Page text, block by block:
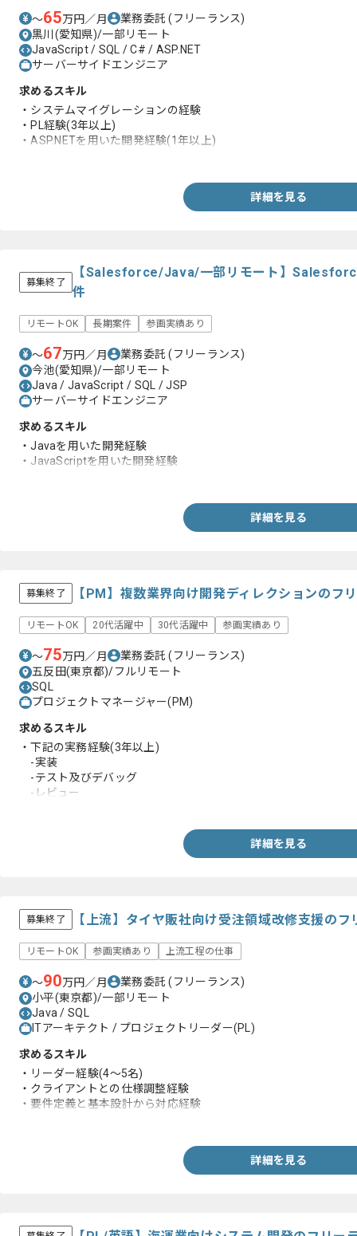
〜65万円／月 業務委託(フリーランス)
黒川(愛知県)/一部リモート
JavaScript / SQL / C# / ASP.NET
サーバーサイドエンジニア
求めるスキル
・システムマイグレーションの経験
・PL経験(3年以上)
・ASP.NETを用いた開発経験(1年以上)
詳細を見る
募集終了
【Salesforce/Java/一部リモート】
件
リモートOK 長期案件 参画実績あり
〜67万円／月 業務委託(フリーランス)
今池(愛知県)/一部リモート
Java / JavaScript / SQL / JSP
サーバーサイドエンジニア
求めるスキル
・Javaを用いた開発経験
・JavaScriptを用いた開発経験
詳細を見る
募集終了 【PM】複数業界向け開発ディレクションのフ
リモートOK 20代活躍中 30代活躍中 参画実績あり
〜75万円／月 業務委託(フリーランス)
五反田(東京都)/フルリモート
SQL
プロジェクトマネージャー(PM)
求めるスキル
・下記の実務経験(3年以上)
-実装
-テスト及びデバッグ
-レビュー
・テクニカルディレクション(開発ディレクション)の実務経験(1
詳細を見る
募集終了 【上流】タイヤ販社向け受注領域改修支援の
リモートOK 参画実績あり 上流工程の仕事
〜90万円／月 業務委託(フリーランス)
小平(東京都)/一部リモート
Java / SQL
ITアーキテクト / プロジェクトリーダー(PL)
求めるスキル
・リーダー経験(4～5名)
・クライアントとの仕様調整経験
・要件定義と基本設計から対応経験
詳細を見る